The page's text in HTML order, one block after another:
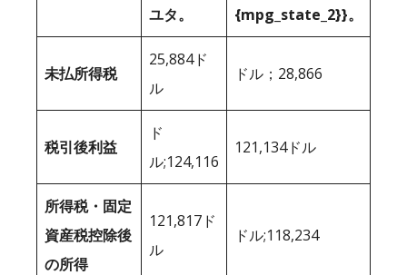
ユタ。 {mpg_state_2}}。
未払所得税
25,884ド
ル
ドル；28,866
税引後利益
ド
ル;124,116
121,134ドル
所得税・固定
資産税控除後
の所得
121,817ド
ル
ドル;118,234